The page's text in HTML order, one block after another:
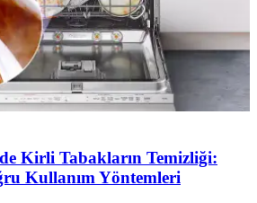
Kirli Tabakların Temizliği:
Kullanım Yöntemleri